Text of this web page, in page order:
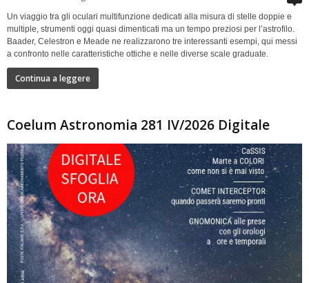
Un viaggio tra gli oculari multifunzione dedicati alla misura di stelle doppie e
multiple, strumenti oggi quasi dimenticati ma un tempo preziosi per l’astrofilo.
Baader, Celestron e Meade ne realizzarono tre interessanti esempi, qui messi
a confronto nelle caratteristiche ottiche e nelle diverse scale graduate.
Continua a leggere
Coelum Astronomia 281 IV/2026 Digitale